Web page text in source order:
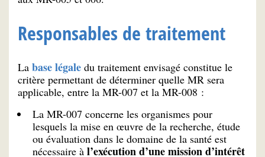
Responsables de traitement
La base légale du traitement envisagé constitue le
critère permettant de déterminer quelle MR sera
applicable, entre la MR-007 et la MR-008 :
La MR-007 concerne les organismes pour
lesquels la mise en œuvre de la recherche, étude
ou évaluation dans le domaine de la santé est
nécessaire à l’exécution d’une mission d’intérêt